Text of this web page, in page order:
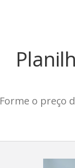
Forme o preço